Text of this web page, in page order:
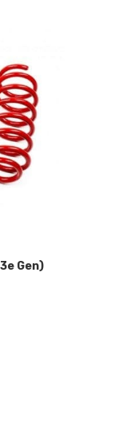
Gen)